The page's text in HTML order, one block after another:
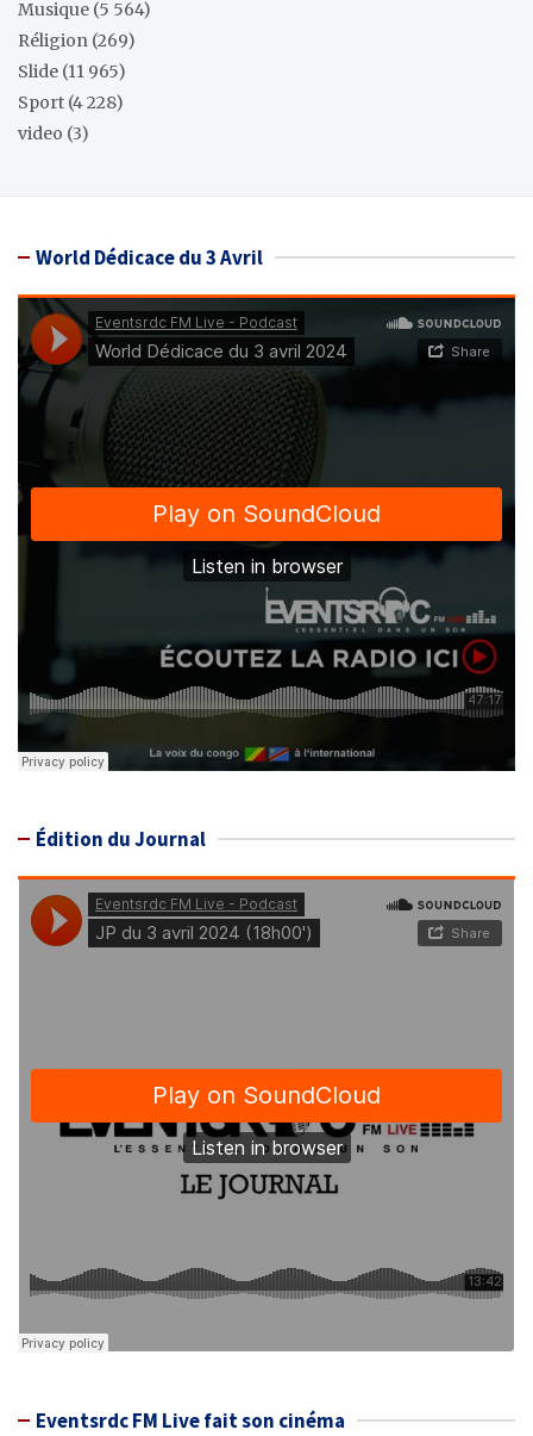
Musique (5 564)
Réligion (269)
Slide (11 965)
Sport (4 228)
video (3)
World Dédicace du 3 Avril
Édition du Journal
Eventsrdc FM Live fait son cinéma